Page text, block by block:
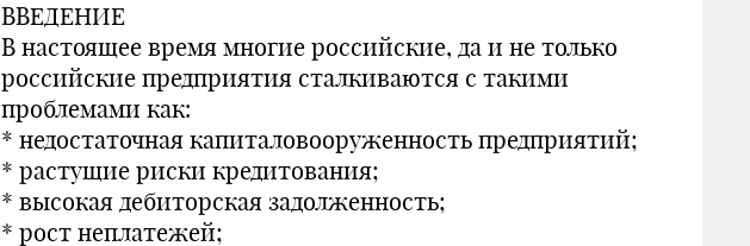
ВВЕДЕНИЕ
В настоящее время многие российские, да и не только
российские предприятия сталкиваются с такими
проблемами как:
* недостаточная капиталовооруженность предприятий;
* растущие риски кредитования;
* высокая дебиторская задолженность;
* рост неплатежей;